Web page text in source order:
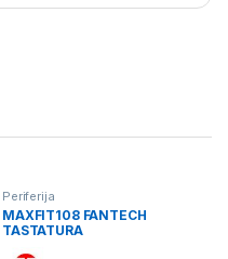
Periferija
MAXFIT108 FANTECH
TASTATURA